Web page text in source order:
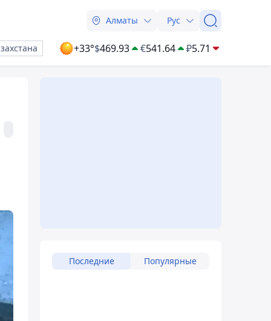
Алматы Рус
+33°$469.93 €541.64 ₽5.71
Последние Популярные